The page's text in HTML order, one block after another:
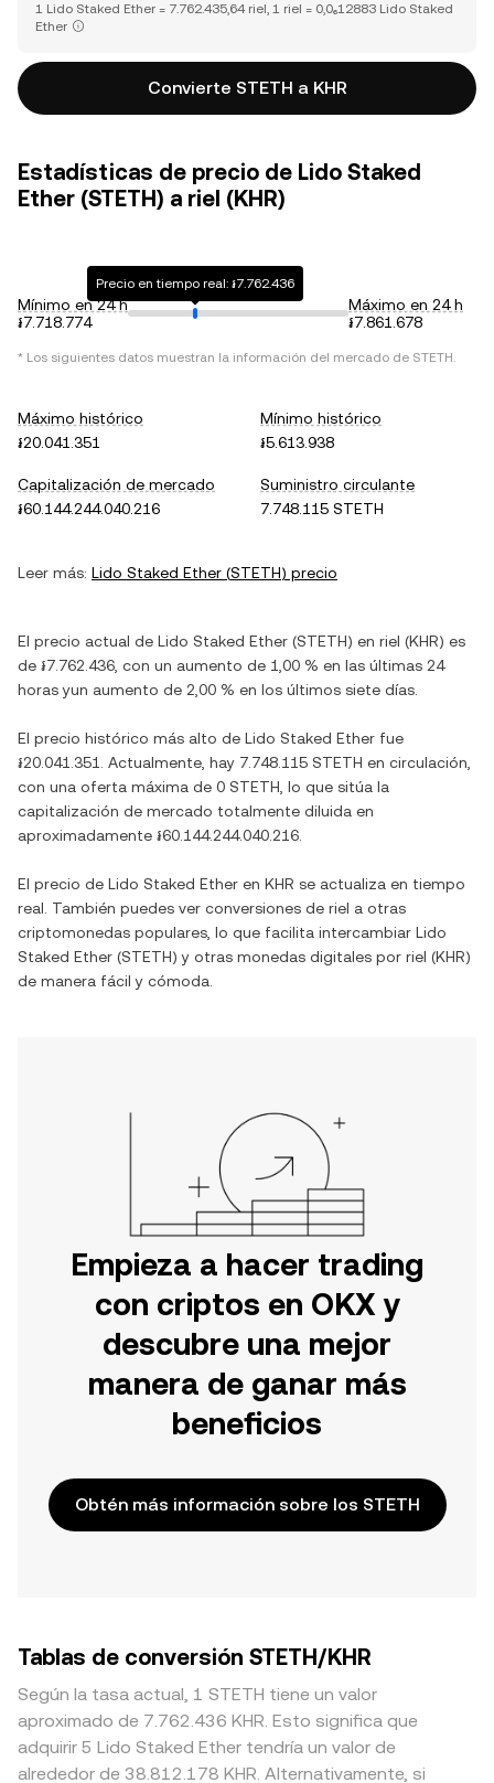
1 Lido Staked Ether = 7.762.435,64 riel, 1 riel = 0,0₆12883 Lido Staked
Ether
Convierte STETH a KHR
Estadísticas de precio de Lido Staked
Ether (STETH) a riel (KHR)
Mínimo en 24 h
៛7.718.774
Precio en tiempo real: ៛7.762.436
Máximo en 24 h
៛7.861.678
* Los siguientes datos muestran la información del mercado de STETH.
Máximo histórico
៛20.041.351
Mínimo histórico
៛5.613.938
Capitalización de mercado
៛60.144.244.040.216
Suministro circulante
7.748.115 STETH
Leer más: Lido Staked Ether (STETH) precio
El precio actual de Lido Staked Ether (STETH) en riel (KHR) es
de ៛7.762.436 , con un aumento de 1,00 % en las últimas 24
horas yun aumento de 2,00 % en los últimos siete días.
El precio histórico más alto de Lido Staked Ether fue
៛20.041.351
. Actualmente, hay 7.748.115 STETH en circulación,
con una oferta máxima de 0 STETH , lo que sitúa la
capitalización de mercado totalmente diluida en
aproximadamente ៛60.144.244.040.216
El precio de Lido Staked Ether en KHR se actualiza en tiempo
real. También puedes ver conversiones de riel a otras
criptomonedas populares, lo que facilita intercambiar Lido
Staked Ether (STETH) y otras monedas digitales por riel (KHR)
de manera fácil y cómoda.
Empieza a hacer trading
con criptos en OKX y
descubre una mejor
manera de ganar más
beneficios
Obtén más información sobre los STETH
Tablas de conversión STETH/KHR
Según la tasa actual, 1 STETH tiene un valor
aproximado de 7.762.436 KHR. Esto significa que
adquirir 5 Lido Staked Ether tendría un valor de
alrededor de 38.812.178 KHR. Alternativamente, si